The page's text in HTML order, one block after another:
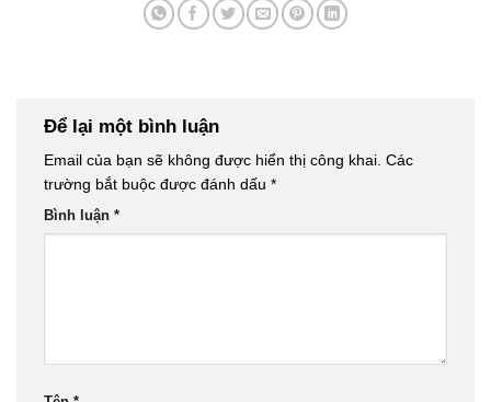
Để lại một bình luận
Email của bạn sẽ không được hiển thị công khai. Các
trường bắt buộc được đánh dấu *
Bình luận *